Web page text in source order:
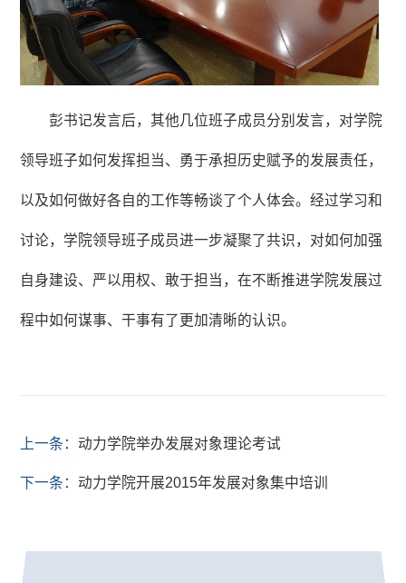
彭书记发言后，其他几位班子成员分别发言，对学院
领导班子如何发挥担当、勇于承担历史赋予的发展责任，
以及如何做好各自的工作等畅谈了个人体会。经过学习和
讨论，学院领导班子成员进一步凝聚了共识，对如何加强
自身建设、严以用权、敢于担当，在不断推进学院发展过
程中如何谋事、干事有了更加清晰的认识。
上一条：动力学院举办发展对象理论考试
下一条：动力学院开展2015年发展对象集中培训